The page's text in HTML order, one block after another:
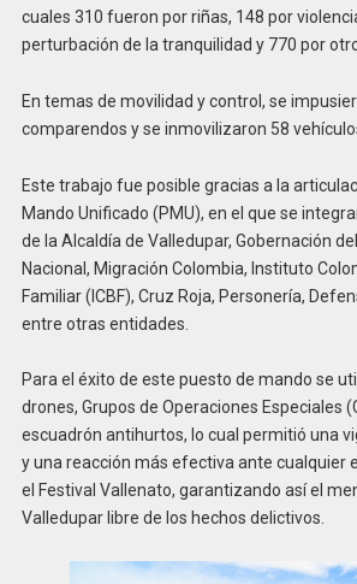
cuales 310 fueron por riñas, 148 por
perturbación de la tranquilidad y 770 por
En temas de movilidad y control, se
comparendos y se inmovilizaron 58
Este trabajo fue posible gracias a la
Mando Unificado (PMU), en el que se
de la Alcaldía de Valledupar, Gobernación
Nacional, Migración Colombia, Instituto
Familiar (ICBF), Cruz Roja, Personería,
entre otras entidades.
Para el éxito de este puesto de mando se
drones, Grupos de Operaciones Especiales
escuadrón antihurtos, lo cual permitió una
y una reacción más efectiva ante cualquier
el Festival Vallenato, garantizando así el
Valledupar libre de los hechos delictivos.